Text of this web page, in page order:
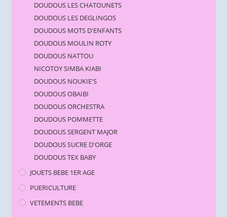
DOUDOUS LES CHATOUNETS
DOUDOUS LES DEGLINGOS
DOUDOUS MOTS D'ENFANTS
DOUDOUS MOULIN ROTY
DOUDOUS NATTOU
NICOTOY SIMBA KIABI
DOUDOUS NOUKIE'S
DOUDOUS OBAIBI
DOUDOUS ORCHESTRA
DOUDOUS POMMETTE
DOUDOUS SERGENT MAJOR
DOUDOUS SUCRE D'ORGE
DOUDOUS TEX BABY
JOUETS BEBE 1ER AGE
PUERICULTURE
VETEMENTS BEBE